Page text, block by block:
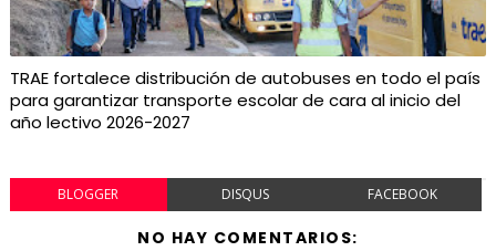
TRAE fortalece distribución de autobuses en todo el país
para garantizar transporte escolar de cara al inicio del
año lectivo 2026-2027
BLOGGER DISQUS FACEBOOK
NO HAY COMENTARIOS: